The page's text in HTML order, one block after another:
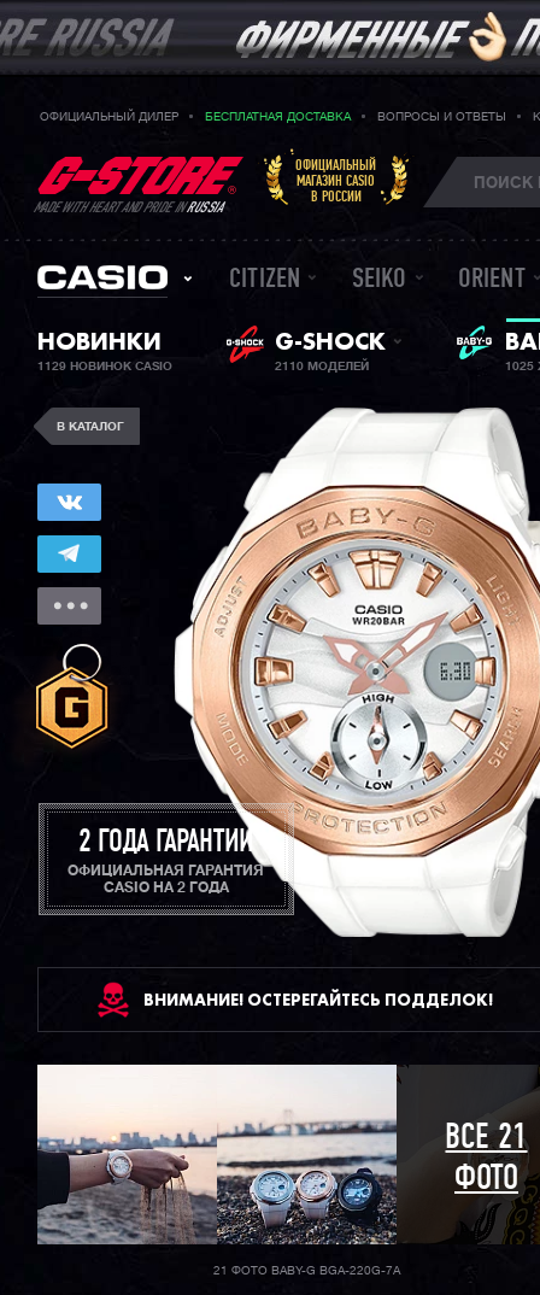
ОФИЦИАЛЬНЫЙ ДИЛЕР БЕСПЛАТНАЯ ДОСТАВКА ВОПРОСЫ И ОТВЕТЫ
MADE WITH HEART AND PRIDE INRUSSIA
ОФИЦИАЛЬНЫЙ
МАГАЗИН CASIO
В РОССИИ
CITIZEN SEIKO ORIENT
НОВИНКИ
1129 НОВИНОК CASIO
G-SHOCK
2110 МОДЕЛЕЙ
В КАТАЛОГ
2 ГОДА ГАРАНТИИ
ОФИЦИАЛЬНАЯ ГАРАНТИЯ
CASIO НА 2 ГОДА
ВНИМАНИЕ! ОСТЕРЕГАЙТЕСЬ ПОДДЕЛОК!
ВСЕ 21
ФОТО
21 ФОТО BABY-G BGA-220G-7A